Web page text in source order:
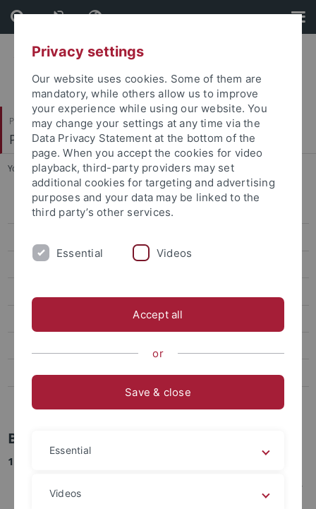
Skip
to
content
Skip
to
footer
Philosophische Fakultät
Prof. Dr. Dorothee Kimmich
You are here: Startseite ... Bewerbungsverfahren
Wissenschaftliches Thema
Organisation und Programm
Personen
Bewerbungsverfahren
1. Voraussetzungen
Masterabschluss in Philosophie, Geschichtswissenschaft,
Kunstgeschichte oder Literaturwissenschaft, in
Privacy settings
Our website uses cookies. Some of them are
mandatory, while others allow us to improve
your experience while using our website. You
may change your settings at any time via the
Data Privacy Statement at the bottom of the
page. When you accept the cookies for video
playback, third-party providers may set
additional cookies for targeting and advertising
purposes and your data may be linked to the
third party’s other services.
Essential Videos
Accept all
or
Save & close
Essential
Videos